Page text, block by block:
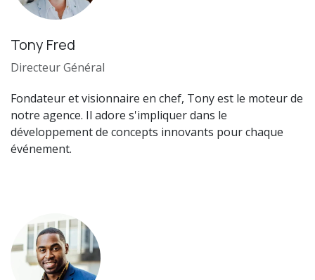
Tony Fred
Directeur Général
Fondateur et visionnaire en chef, Tony est le moteur de
notre agence. Il adore s'impliquer dans le
développement de concepts innovants pour chaque
événement.